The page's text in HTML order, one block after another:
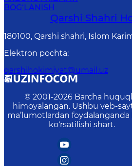
BOG‘LANISH
Qarshi Shahri
180100, Qarshi shahri, Islom
Elektron pochta:
qarshihokimiyat@umail.uz
© 2001-2026 Barcha
himoyalangan. Ushbu veb-
ma’lumotlardan foydalanganda
ko‘rsatilishi shart.